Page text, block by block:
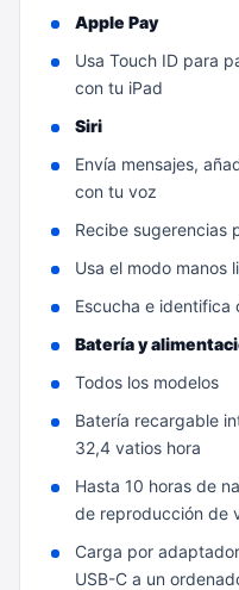
Apple Pay
Usa Touch ID para
con tu iPad
Siri
Envía mensajes,
con tu voz
Recibe sugerencias
Usa el modo manos
Escucha e identifica
Batería y
Todos los modelos
Batería recargable
32,4 vatios hora
Hasta 10 horas de
de reproducción de
Carga por
USB-C a un